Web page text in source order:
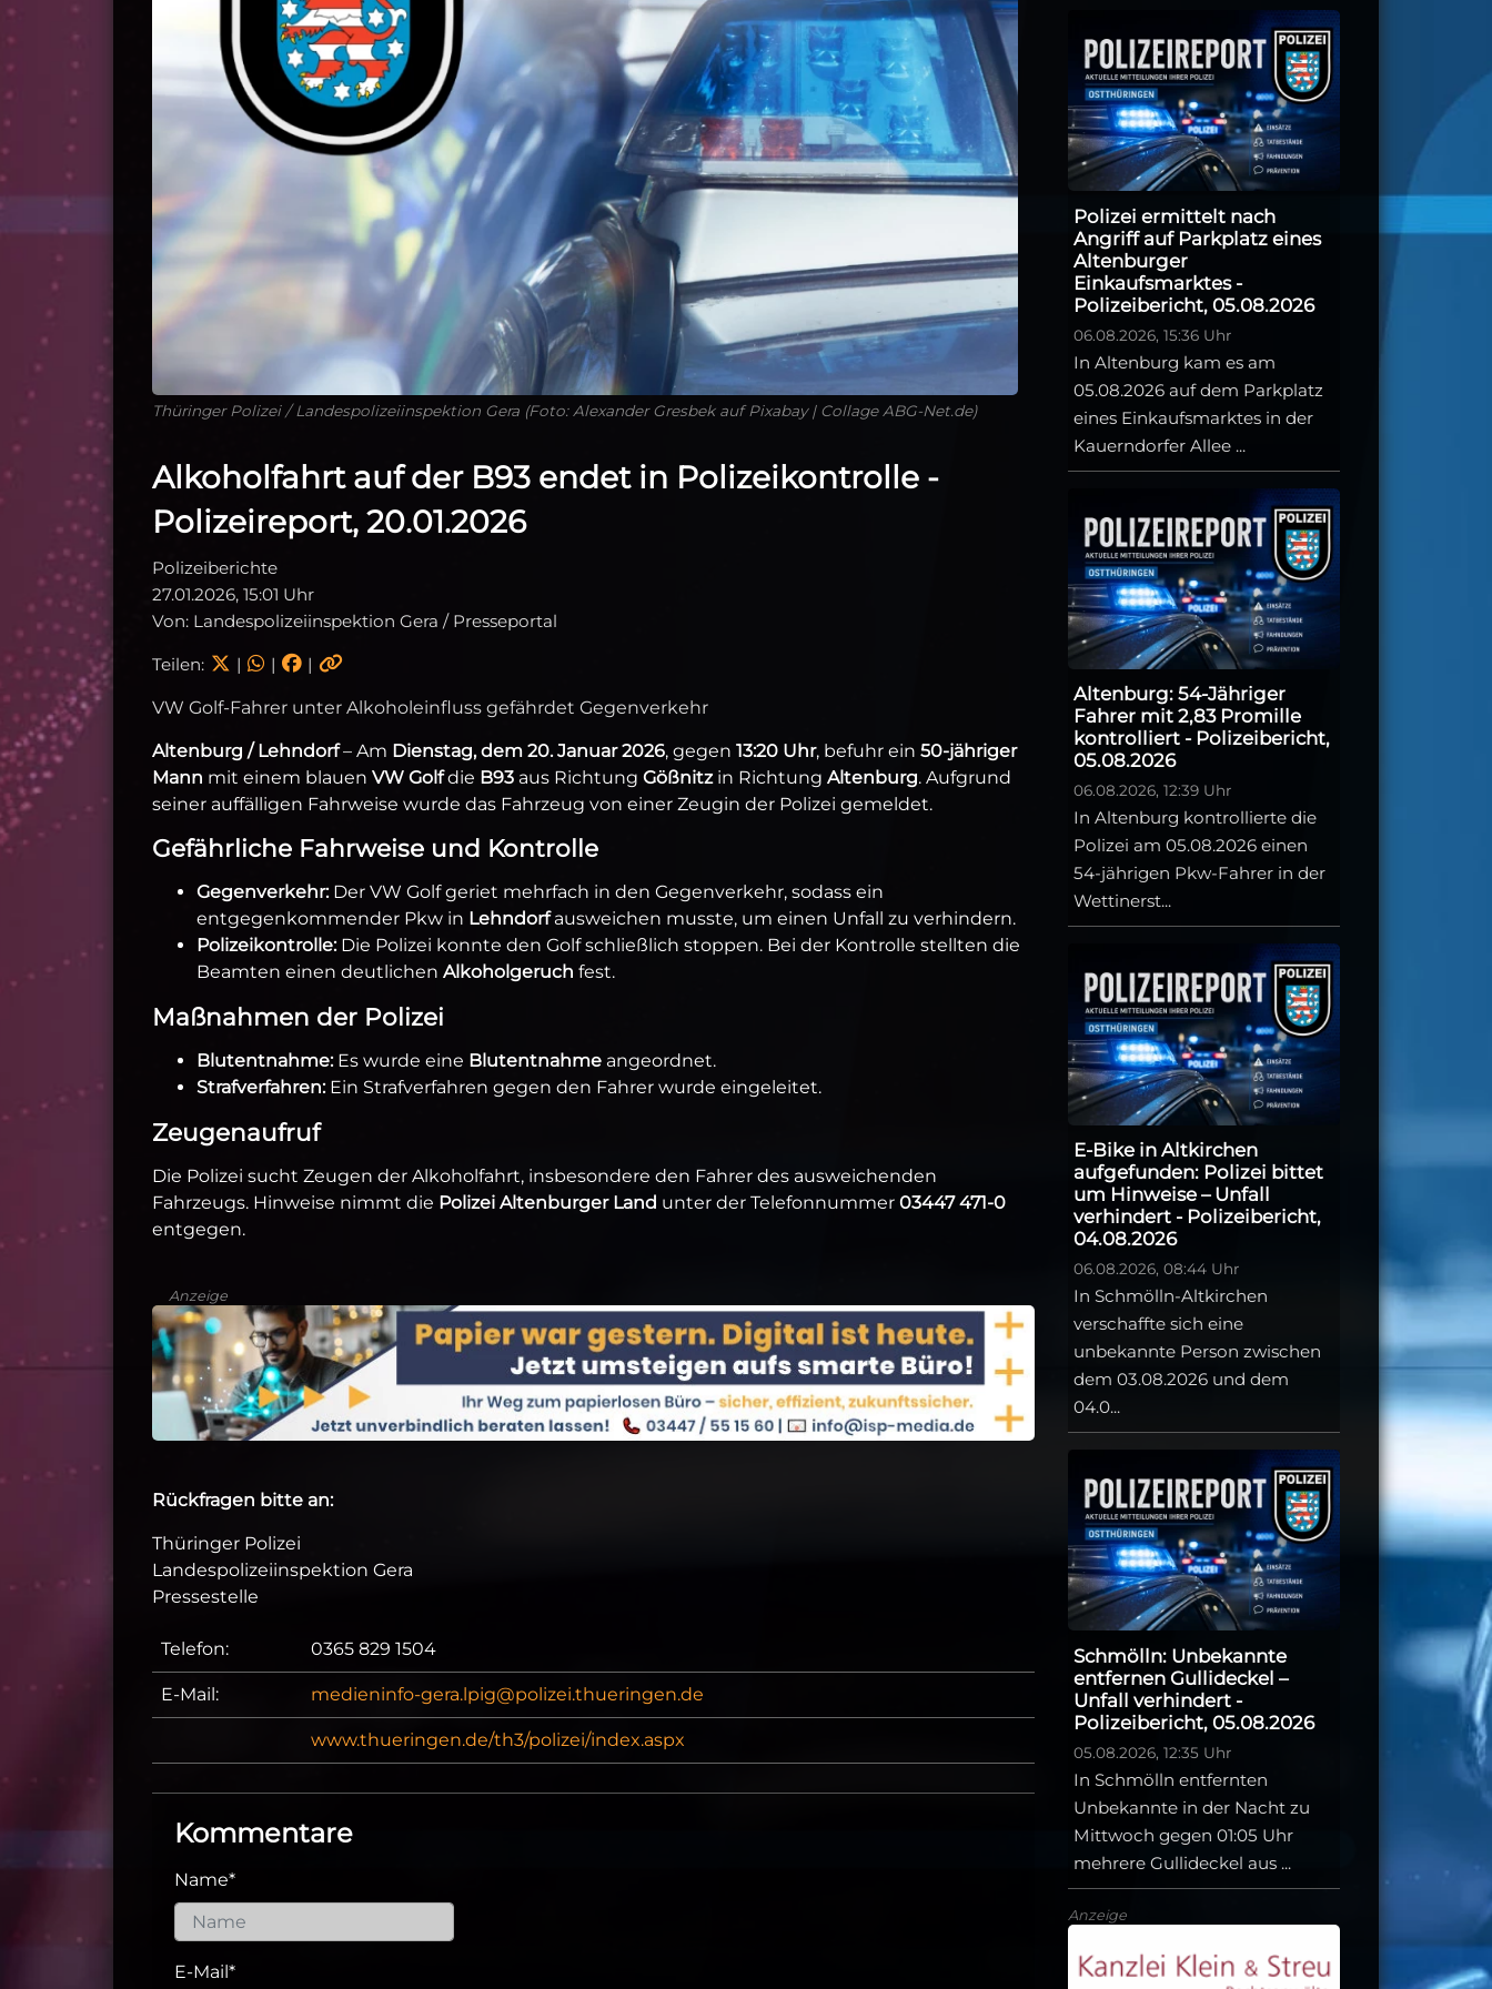
Thüringer Polizei / Landespolizeiinspektion Gera (Foto: Alexander Gresbek auf Pixabay | Collage ABG-Net.de)
Alkoholfahrt auf der B93 endet in Polizeikontrolle -
Polizeireport, 20.01.2026
Polizeiberichte
27.01.2026, 15:01 Uhr
Von: Landespolizeiinspektion Gera / Presseportal
Teilen: | | |
VW Golf-Fahrer unter Alkoholeinfluss gefährdet Gegenverkehr
Altenburg / Lehndorf– Am Dienstag, dem 20. Januar 2026, gegen 13:20 Uhr, befuhr ein 50-jähriger
Mann mit einem blauen VW Golfdie B93 aus Richtung Gößnitzin Richtung Altenburg. Aufgrund
seiner auffälligen Fahrweise wurde das Fahrzeug von einer Zeugin der Polizei gemeldet.
Gefährliche Fahrweise und Kontrolle
Gegenverkehr:Der VW Golf geriet mehrfach in den Gegenverkehr, sodass ein
entgegenkommender Pkw in Lehndorfausweichen musste, um einen Unfall zu verhindern.
Polizeikontrolle:Die Polizei konnte den Golf schließlich stoppen. Bei der Kontrolle stellten die
Beamten einen deutlichen Alkoholgeruch fest.
Maßnahmen der Polizei
Blutentnahme:Es wurde eine Blutentnahme angeordnet.
Strafverfahren:Ein Strafverfahren gegen den Fahrer wurde eingeleitet.
Zeugenaufruf
Die Polizei sucht Zeugen der Alkoholfahrt, insbesondere den Fahrer des ausweichenden
Fahrzeugs. Hinweise nimmt die Polizei Altenburger Land unter der Telefonnummer 03447 471-0
entgegen.
Anzeige
Rückfragen bitte an:
Thüringer Polizei
Landespolizeiinspektion Gera
Pressestelle
Telefon: 0365 829 1504
E-Mail: medieninfo-gera.lpig@polizei.thueringen.de
www.thueringen.de/th3/polizei/index.aspx
Kommentare
Name*
E-Mail *
Polizei ermittelt nach
Angriff auf Parkplatz eines
Altenburger
Einkaufsmarktes -
Polizeibericht, 05.08.2026
06.08.2026, 15:36 Uhr
In Altenburg kam es am
05.08.2026 auf dem Parkplatz
eines Einkaufsmarktes in der
Kauerndorfer Allee ...
Altenburg: 54-Jähriger
Fahrer mit 2,83 Promille
kontrolliert - Polizeibericht,
05.08.2026
06.08.2026, 12:39 Uhr
In Altenburg kontrollierte die
Polizei am 05.08.2026 einen
54-jährigen Pkw-Fahrer in der
Wettinerst...
E-Bike in Altkirchen
aufgefunden: Polizei bittet
um Hinweise – Unfall
verhindert - Polizeibericht,
04.08.2026
06.08.2026, 08:44 Uhr
In Schmölln-Altkirchen
verschaffte sich eine
unbekannte Person zwischen
dem 03.08.2026 und dem
04.0...
Schmölln: Unbekannte
entfernen Gullideckel –
Unfall verhindert -
Polizeibericht, 05.08.2026
05.08.2026, 12:35 Uhr
In Schmölln entfernten
Unbekannte in der Nacht zu
Mittwoch gegen 01:05 Uhr
mehrere Gullideckel aus ...
Anzeige